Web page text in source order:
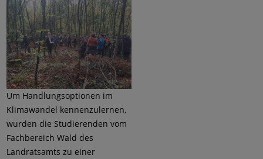
Um Handlungsoptionen im
Klimawandel kennenzulernen,
wurden die Studierenden vom
Fachbereich Wald des
Landratsamts zu einer